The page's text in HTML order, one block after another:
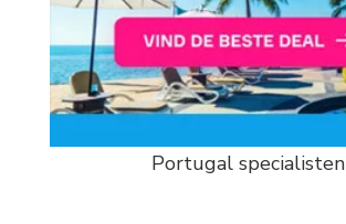
Portugal specialisten